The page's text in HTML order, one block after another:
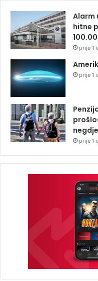
Alarm
hitne
prije 1
prije 1
prije 1